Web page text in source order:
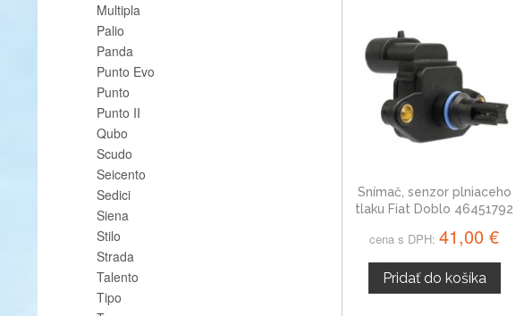
Snímač, senzor plniaceho
tlaku Fiat Doblo 46451792
cena s DPH: 41,00 €
Pridať do košíka
Multipla
Palio
Panda
Punto Evo
Punto
Punto II
Qubo
Scudo
Seicento
Sedici
Siena
Stilo
Strada
Talento
Tipo